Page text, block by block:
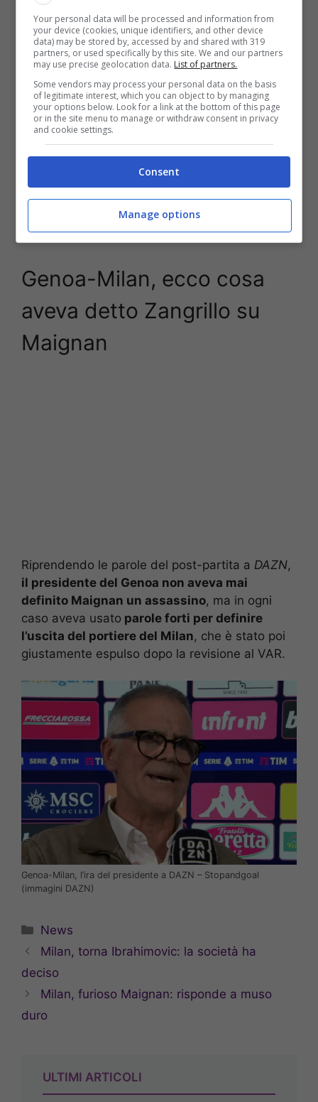
vittima di un assassinio”.
Genoa-Milan, ecco cosa
aveva detto Zangrillo su
Maignan
Riprendendo le parole del post-partita a DAZN,
il presidente del Genoa non aveva mai
definito Maignan un assassino, ma in ogni
caso aveva usato parole forti per definire
l’uscita del portiere del Milan, che è stato poi
giustamente espulso dopo la revisione al VAR.
Genoa-Milan, l’ira del presidente a DAZN – Stopandgoal
(immagini DAZN)
Categorie
News
Milan, torna Ibrahimovic: la società ha
deciso
Milan, furioso Maignan: risponde a muso
duro
ULTIMI ARTICOLI
Your personal data will be processed and information from
your device (cookies, unique identifiers, and other device
data) may be stored by, accessed by and shared with 319
partners, or used specifically by this site. We and our partners
may use precise geolocation data. List of partners.
Some vendors may process your personal data on the basis
of legitimate interest, which you can object to by managing
your options below. Look for a link at the bottom of this page
or in the site menu to manage or withdraw consent in privacy
and cookie settings.
Consent
Manage options